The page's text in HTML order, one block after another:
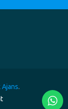
Ajans.